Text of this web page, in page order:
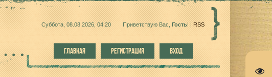
Суббота, 08.08.2026, 04:20 Приветствую Вас Гость! | RSS
ГЛАВНАЯ РЕГИСТРАЦИЯ ВХОД